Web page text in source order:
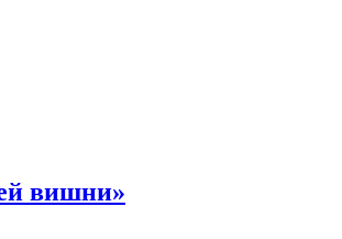
вишни»